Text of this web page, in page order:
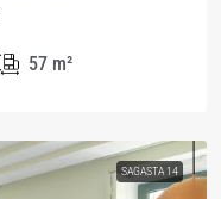
57 m²
SAGASTA 14